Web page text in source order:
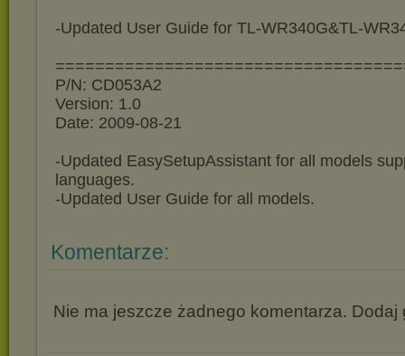
-Updated User Guide for TL-WR340G&TL-
P/N: CD053A2
Version: 1.0
Date: 2009-08-21
-Updated EasySetupAssistant for all models
languages.
-Updated User Guide for all models.
Komentarze:
Nie ma jeszcze żadnego komentarza. Dodaj